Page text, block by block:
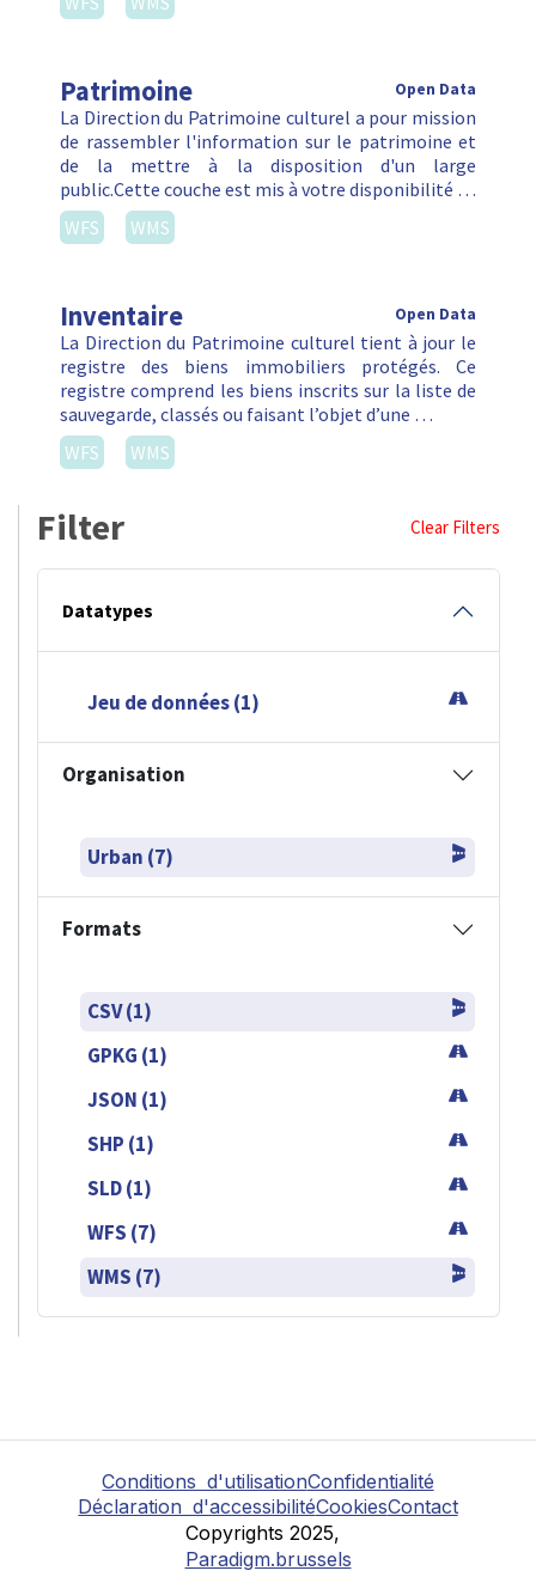
Patrimoine Open Data
La Direction du Patrimoine culturel a pour mission
de rassembler l'information sur le patrimoine et
de la mettre à la disposition d'un large
public.Cette couche est mis à votre disponibilité …
WFS
WMS
Inventaire Open Data
La Direction du Patrimoine culturel tient à jour le
registre des biens immobiliers protégés. Ce
registre comprend les biens inscrits sur la liste de
sauvegarde, classés ou faisant l’objet d’une …
WFS
WMS
Filter Clear Filters
Datatypes
Jeu de données (1)
Organisation
Urban (7)
Formats
CSV (1)
GPKG (1)
JSON (1)
SHP (1)
SLD (1)
WFS (7)
WMS (7)
Conditions d'utilisationConfidentialité
Déclaration d'accessibilitéCookiesContact
Copyrights 2025,
Paradigm.brussels